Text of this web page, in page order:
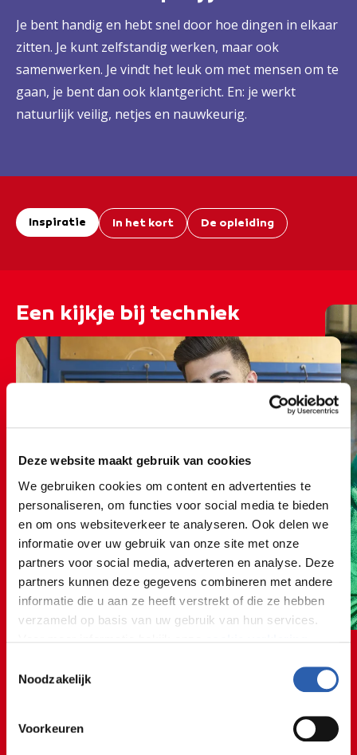
Deze website maakt gebruik van cookies
We gebruiken cookies om content en advertenties te
personaliseren, om functies voor social media te bieden
en om ons websiteverkeer te analyseren. Ook delen we
informatie over uw gebruik van onze site met onze
partners voor social media, adverteren en analyse. Deze
partners kunnen deze gegevens combineren met andere
informatie die u aan ze heeft verstrekt of die ze hebben
verzameld op basis van uw gebruik van hun services.
We werken samen met
die uw gegevens
Noodzakelijk
Voorkeuren
Je bent handig en hebt snel door hoe dingen in elkaar
zitten. Je kunt zelfstandig werken, maar ook
samenwerken. Je vindt het leuk om met mensen om te
gaan, je bent dan ook klantgericht. En: je werkt
natuurlijk veilig, netjes en nauwkeurig.
Inspiratie In het kort De opleiding
Een kijkje bij techniek